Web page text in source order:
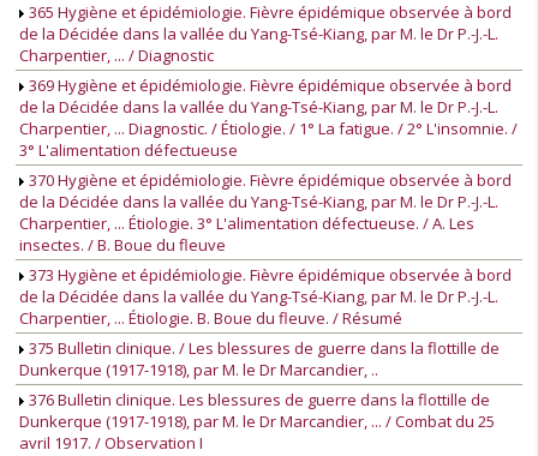
365 Hygiène et épidémiologie. Fièvre épidémique observée à bord
de la Décidée dans la vallée du Yang-Tsé-Kiang, par M. le Dr P.-J.-L.
Charpentier, ... / Diagnostic
369 Hygiène et épidémiologie. Fièvre épidémique observée à bord
de la Décidée dans la vallée du Yang-Tsé-Kiang, par M. le Dr P.-J.-L.
Charpentier, ... Diagnostic. / Étiologie. / 1° La fatigue. / 2° L'insomnie. /
3° L'alimentation défectueuse
370 Hygiène et épidémiologie. Fièvre épidémique observée à bord
de la Décidée dans la vallée du Yang-Tsé-Kiang, par M. le Dr P.-J.-L.
Charpentier, ... Étiologie. 3° L'alimentation défectueuse. / A. Les
insectes. / B. Boue du fleuve
373 Hygiène et épidémiologie. Fièvre épidémique observée à bord
de la Décidée dans la vallée du Yang-Tsé-Kiang, par M. le Dr P.-J.-L.
Charpentier, ... Étiologie. B. Boue du fleuve. / Résumé
375 Bulletin clinique. / Les blessures de guerre dans la flottille de
Dunkerque (1917-1918), par M. le Dr Marcandier, ..
376 Bulletin clinique. Les blessures de guerre dans la flottille de
Dunkerque (1917-1918), par M. le Dr Marcandier, ... / Combat du 25
avril 1917. / Observation I